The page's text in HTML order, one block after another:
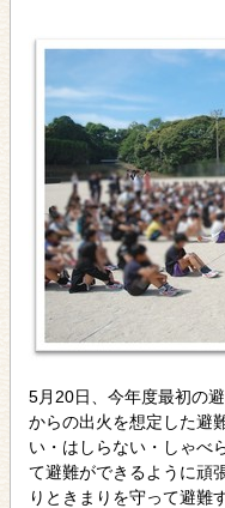
5月20日、今年度最初の
からの出火を想定した避
い・はしらない・しゃべ
て避難ができるように頑
りときまりを守って避難